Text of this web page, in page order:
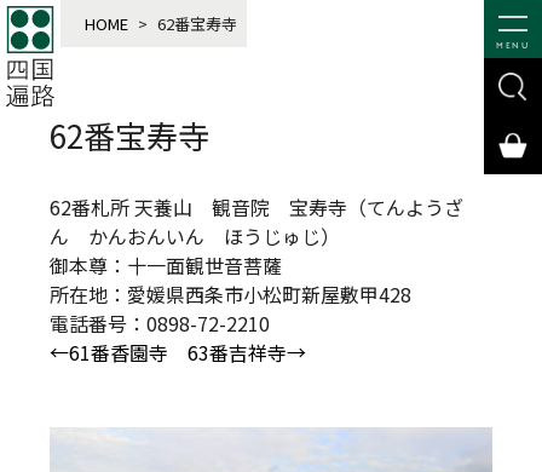
MENU
HOME > 62番宝寿寺
62番宝寿寺
62番札所 天養山 観音院 宝寿寺（てんようざ
ん かんおんいん ほうじゅじ）
御本尊：十一面観世音菩薩
所在地：愛媛県西条市小松町新屋敷甲428
電話番号：0898-72-2210
←61番香園寺
63番吉祥寺→